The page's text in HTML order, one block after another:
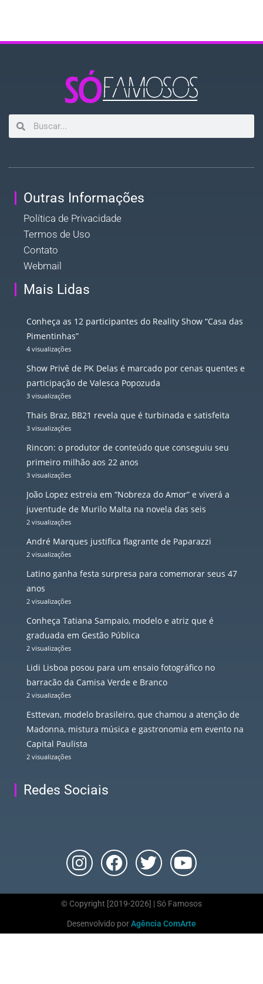
Outras Informações
Política de Privacidade
Termos de Uso
Contato
Webmail
Mais Lidas
Conheça as 12 participantes do Reality Show “Casa das
Pimentinhas”
4 visualizações
Show Privê de PK Delas é marcado por cenas quentes e
participação de Valesca Popozuda
3 visualizações
Thais Braz, BB21 revela que é turbinada e satisfeita
3 visualizações
Rincon: o produtor de conteúdo que conseguiu seu
primeiro milhão aos 22 anos
3 visualizações
João Lopez estreia em “Nobreza do Amor” e viverá a
juventude de Murilo Malta na novela das seis
2 visualizações
André Marques justifica flagrante de Paparazzi
2 visualizações
Latino ganha festa surpresa para comemorar seus 47
anos
2 visualizações
Conheça Tatiana Sampaio, modelo e atriz que é
graduada em Gestão Pública
2 visualizações
Lidi Lisboa posou para um ensaio fotográfico no
barracão da Camisa Verde e Branco
2 visualizações
Esttevan, modelo brasileiro, que chamou a atenção de
Madonna, mistura música e gastronomia em evento na
Capital Paulista
2 visualizações
Redes Sociais
© Copyright [2019-2026] | Só Famosos
Desenvolvido porAgência ComArte